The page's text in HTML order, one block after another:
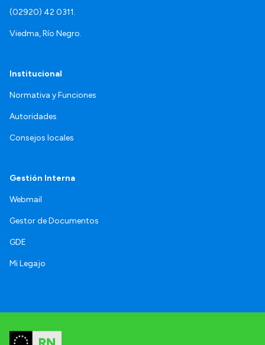
(02920) 42 0311.
Viedma, Río Negro.
Institucional
Normativa y Funciones
Autoridades
Consejos locales
Gestión Interna
Webmail
Gestor de Documentos
GDE
Mi Legajo